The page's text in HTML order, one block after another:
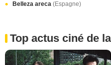
Belleza areca (Espagne)
Top actus ciné de